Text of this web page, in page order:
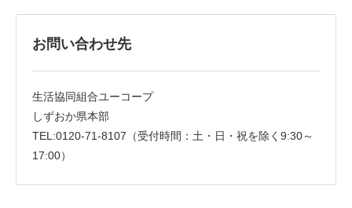
お問い合わせ先
生活協同組合ユーコープ
しずおか県本部
TEL:0120-71-8107（受付時間：土・日・祝を除く9:30～
17:00）